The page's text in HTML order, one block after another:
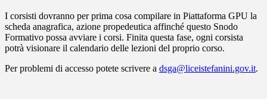
I corsisti dovranno per prima cosa compilare in Piattaforma GPU la
scheda anagrafica, azione propedeutica affinché questo Snodo
Formativo possa avviare i corsi. Finita questa fase, ogni corsista
potrà visionare il calendario delle lezioni del proprio corso.
Per problemi di accesso potete scrivere a dsga@liceistefanini.gov.it.